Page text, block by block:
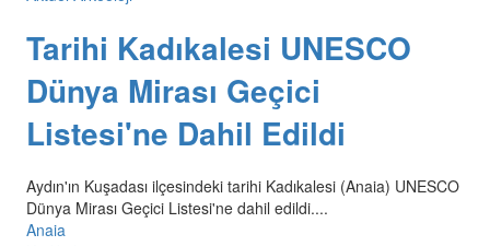
Tarihi Kadıkalesi UNESCO
Dünya Mirası Geçici
Listesi'ne Dahil Edildi
Aydın'ın Kuşadası ilçesindeki tarihi Kadıkalesi (Anaia) UNESCO
Dünya Mirası Geçici Listesi'ne dahil edildi....
Anaia